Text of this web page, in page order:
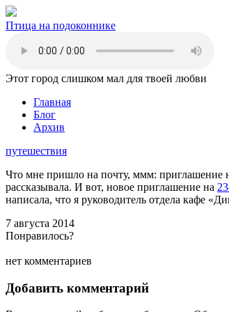
Птица на подоконнике
Этот город слишком мал для твоей любви
Главная
Блог
Архив
путешествия
Что мне пришло на почту, ммм: приглашение
рассказывала. И вот, новое приглашение на
написала, что я руководитель отдела кафе
7 августа 2014
Понравилось?
нет комментариев
Добавить комментарий